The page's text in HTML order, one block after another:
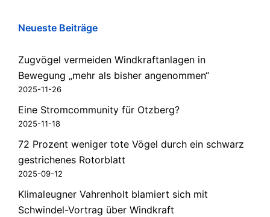
Neueste Beiträge
Zugvögel vermeiden Windkraftanlagen in
Bewegung „mehr als bisher angenommen“
2025-11-26
Eine Stromcommunity für Otzberg?
2025-11-18
72 Prozent weniger tote Vögel durch ein schwarz
gestrichenes Rotorblatt
2025-09-12
Klimaleugner Vahrenholt blamiert sich mit
Schwindel-Vortrag über Windkraft